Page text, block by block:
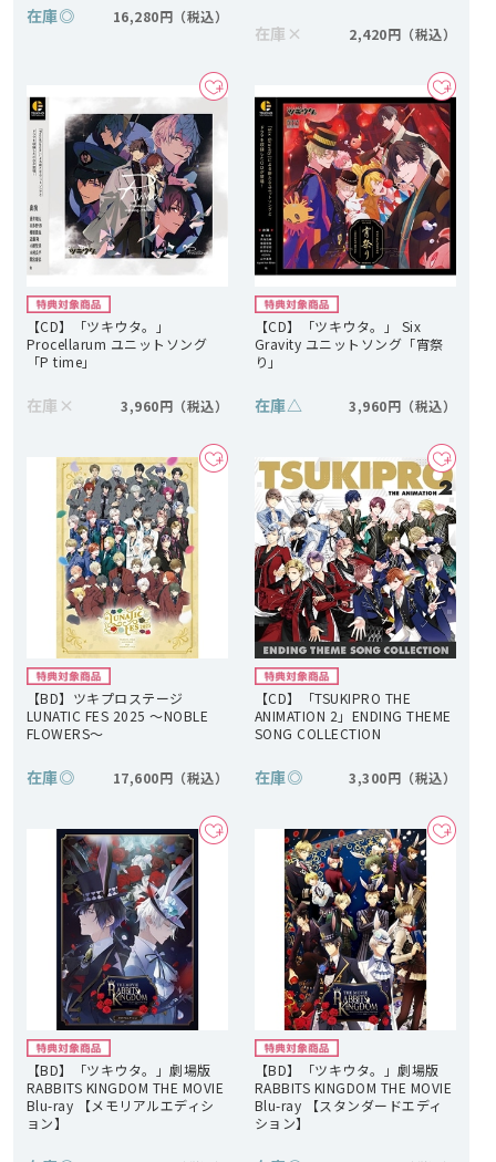
在庫◎ 16,280円
在庫 × 2,420円
【CD】「ツキウタ。」
Procellarum ユニットソング
「P time」
在庫 × 3,960円
【CD】「ツキウタ。」 Six
Gravity ユニットソング「宵祭
り」
在庫△ 3,960円
【BD】ツキプロステージ
LUNATIC FES 2025 ～NOBLE
FLOWERS～
在庫◎ 17,600円
【CD】「TSUKIPRO THE
ANIMATION 2」ENDING THEME
SONG COLLECTION
在庫◎ 3,300円
【BD】「ツキウタ。」劇場版
RABBITS KINGDOM THE MOVIE
Blu-ray 【メモリアルエディシ
ョン】
【BD】「ツキウタ。」劇場版
RABBITS KINGDOM THE MOVIE
Blu-ray 【スタンダードエディ
ション】